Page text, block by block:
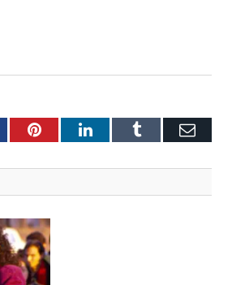
PinterestLinkedInTumblr E-